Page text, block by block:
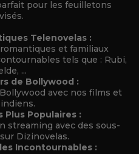
pour les feuilletons
Telenovelas :
et familiaux
tels que : Rubi,
...
de Bollywood :
avec nos films et
Plus Populaires :
streaming avec des sous-
Dizinovelas.
Incontournables :